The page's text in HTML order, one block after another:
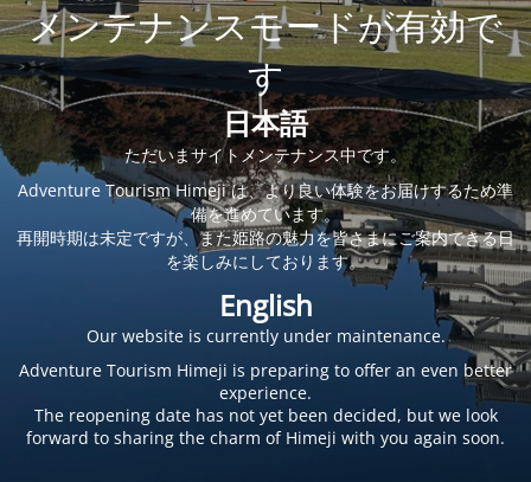
メンテナンスモードが有効で
す
日本語
ただいまサイトメンテナンス中です。
Adventure Tourism Himeji は、より良い体験をお届けするため準
備を進めています。
再開時期は未定ですが、また姫路の魅力を皆さまにご案内できる日
を楽しみにしております。
English
Our website is currently under maintenance.
Adventure Tourism Himeji is preparing to offer an even better
experience.
The reopening date has not yet been decided, but we look
forward to sharing the charm of Himeji with you again soon.